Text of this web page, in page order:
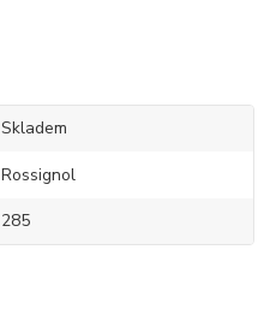
Skladem
Rossignol
285